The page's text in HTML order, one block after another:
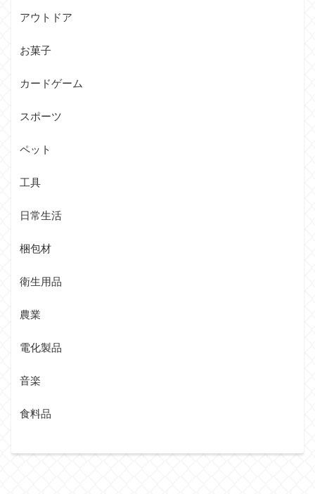
アウトドア
お菓子
カードゲーム
スポーツ
ペット
工具
日常生活
梱包材
衛生用品
農業
電化製品
音楽
食料品